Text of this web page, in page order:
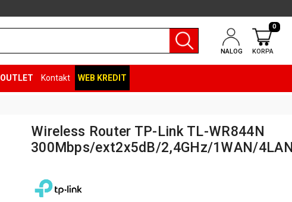
NALOG KORPA
0
OUTLET Kontakt WEB KREDIT
Wireless Router TP-Link TL-WR844N
300Mbps/ext2x5dB/2,4GHz/1WAN/4LAN